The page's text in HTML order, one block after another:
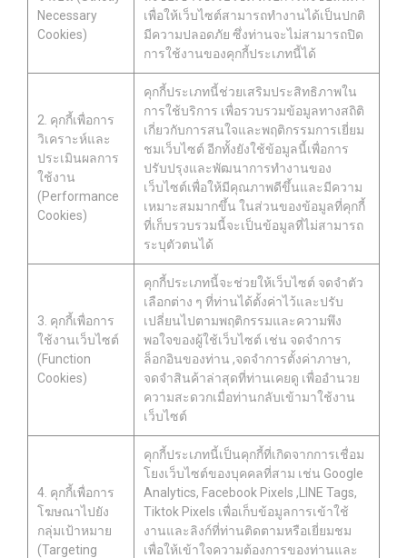
Necessary
Cookies)
เพื่อให้เว็บไซต์สามารถทำงานได้เป็นปกติ
มีความปลอดภัย ซึ่งท่านจะไม่สามารถปิด
การใช้งานของคุกกี้ประเภทนี้ได้
2. คุกกี้เพื่อการ
วิเคราะห์และ
ประเมินผลการ
ใช้งาน
(Performance
Cookies)
คุกกี้ประเภทนี้ช่วยเสริมประสิทธิภาพใน
การใช้บริการ เพื่อรวบรวมข้อมูลทางสถิติ
เกี่ยวกับการสนใจและพฤติกรรมการเยี่ยม
ชมเว็บไซต์ อีกทั้งยังใช้ข้อมูลนี้เพื่อการ
ปรับปรุงและพัฒนาการทำงานของ
เว็บไซต์เพื่อให้มีคุณภาพดีขึ้นและมีความ
เหมาะสมมากขึ้น ในส่วนของข้อมูลที่คุกกี้
ที่เก็บรวบรวมนี้จะเป็นข้อมูลที่ไม่สามารถ
ระบุตัวตนได้
3. คุกกี้เพื่อการ
ใช้งานเว็บไซต์
(Function
Cookies)
คุกกี้ประเภทนี้จะช่วยให้เว็บไซต์ จดจำตัว
เลือกต่าง ๆ ที่ท่านได้ตั้งค่าไว้และปรับ
เปลี่ยนไปตามพฤติกรรมและความพึง
พอใจของผู้ใช้เว็บไซต์ เช่น จดจำการ
ล็อกอินของท่าน ,จดจำการตั้งค่าภาษา,
จดจำสินค้าล่าสุดที่ท่านเคยดู เพื่ออำนวย
ความสะดวกเมื่อท่านกลับเข้ามาใช้งาน
เว็บไซต์
4. คุกกี้เพื่อการ
โฆษณาไปยัง
กลุ่มเป้าหมาย
(Targeting
คุกกี้ประเภทนี้เป็นคุกกี้ที่เกิดจากการเชื่อม
โยงเว็บไซต์ของบุคคลที่สาม เช่น Google
Analytics, Facebook Pixels ,LINE Tags,
Tiktok Pixels เพื่อเก็บข้อมูลการเข้าใช้
งานและลิงก์ที่ท่านติดตามหรือเยี่ยมชม
เพื่อให้เข้าใจความต้องการของท่านและ